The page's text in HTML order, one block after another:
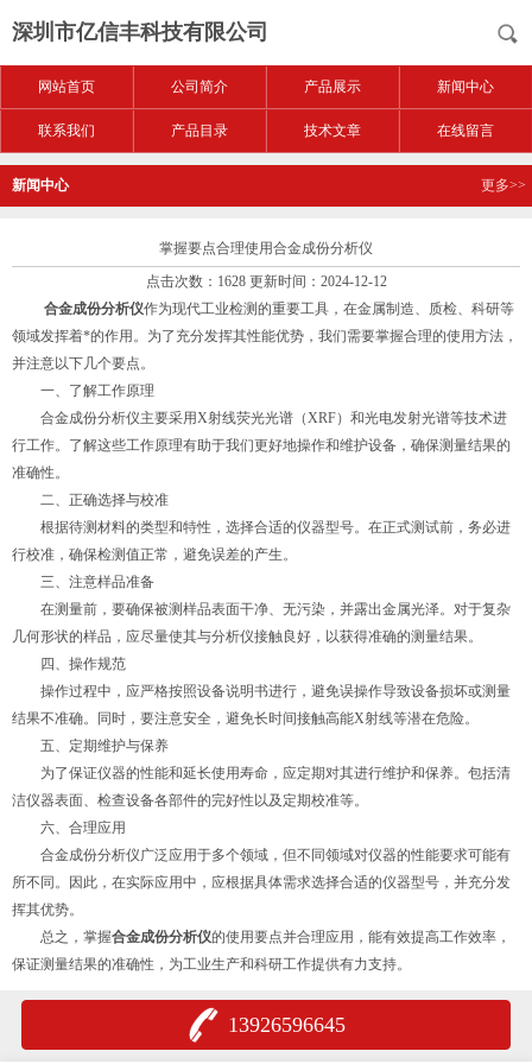
深圳市亿信丰科技有限公司
网站首页 公司简介 产品展示 新闻中心
联系我们 产品目录 技术文章 在线留言
新闻中心 更多>>
掌握要点合理使用合金成份分析仪
点击次数：1628 更新时间：2024-12-12
合金成份分析仪作为现代工业检测的重要工具，在金属制造、质检、科研等
领域发挥着*的作用。为了充分发挥其性能优势，我们需要掌握合理的使用方法，
并注意以下几个要点。
一、了解工作原理
合金成份分析仪主要采用X射线荧光光谱（XRF）和光电发射光谱等技术进
行工作。了解这些工作原理有助于我们更好地操作和维护设备，确保测量结果的
准确性。
二、正确选择与校准
根据待测材料的类型和特性，选择合适的仪器型号。在正式测试前，务必进
行校准，确保检测值正常，避免误差的产生。
三、注意样品准备
在测量前，要确保被测样品表面干净、无污染，并露出金属光泽。对于复杂
几何形状的样品，应尽量使其与分析仪接触良好，以获得准确的测量结果。
四、操作规范
操作过程中，应严格按照设备说明书进行，避免误操作导致设备损坏或测量
结果不准确。同时，要注意安全，避免长时间接触高能X射线等潜在危险。
五、定期维护与保养
为了保证仪器的性能和延长使用寿命，应定期对其进行维护和保养。包括清
洁仪器表面、检查设备各部件的完好性以及定期校准等。
六、合理应用
合金成份分析仪广泛应用于多个领域，但不同领域对仪器的性能要求可能有
所不同。因此，在实际应用中，应根据具体需求选择合适的仪器型号，并充分发
挥其优势。
总之，掌握合金成份分析仪的使用要点并合理应用，能有效提高工作效率，
保证测量结果的准确性，为工业生产和科研工作提供有力支持。
13926596645